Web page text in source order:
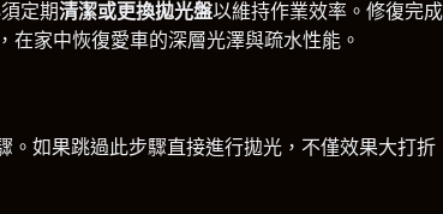
定期清潔或更換拋光盤以維持作業效率。修復完成
在家中恢復愛車的深層光澤與疏水性能。
。如果跳過此步驟直接進行拋光，不僅效果大打折